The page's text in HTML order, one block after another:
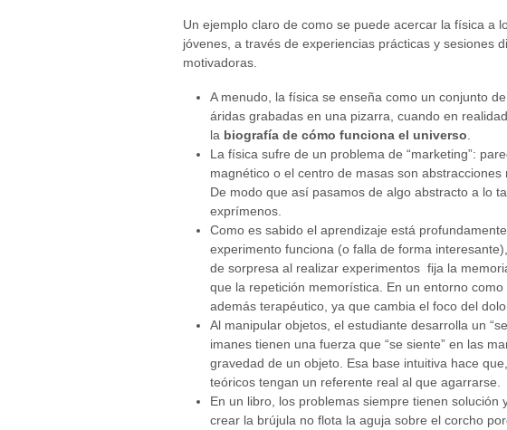
Un ejemplo claro de como se puede acercar la física a
jóvenes, a través de experiencias prácticas y sesiones
motivadoras.
A menudo, la física se enseña como un conjunto
áridas grabadas en una pizarra, cuando en
la biografía de cómo funciona el universo
La física sufre de un problema de “marketing”:
magnético o el centro de masas son
De modo que así pasamos de algo abstracto a lo
exprímenos.
Como es sabido el aprendizaje está
experimento funciona (o falla de forma
de sorpresa al realizar experimentos fija la
que la repetición memorística. En un entorno
además terapéutico, ya que cambia el foco del
Al manipular objetos, el estudiante desarrolla un
imanes tienen una fuerza que “se siente” en las
gravedad de un objeto. Esa base intuitiva hace
teóricos tengan un referente real al que agarrarse.
En un libro, los problemas siempre tienen
crear la brújula no flota la aguja sobre el corcho